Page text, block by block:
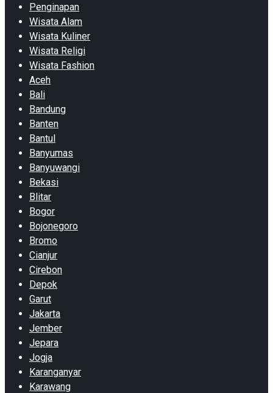
Penginapan
Wisata Alam
Wisata Kuliner
Wisata Religi
Wisata Fashion
Aceh
Bali
Bandung
Banten
Bantul
Banyumas
Banyuwangi
Bekasi
Blitar
Bogor
Bojonegoro
Bromo
Cianjur
Cirebon
Depok
Garut
Jakarta
Jember
Jepara
Jogja
Karanganyar
Karawang